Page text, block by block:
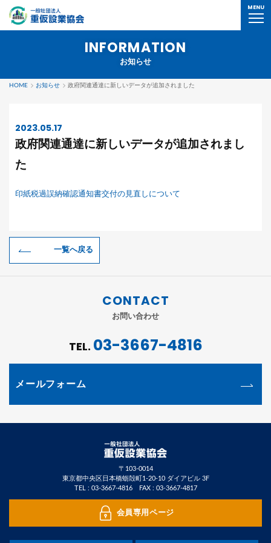
MENU
INFORMATION
お知らせ
HOME お知らせ 政府関連通達に新しいデータが追加されました
2023.05.17
政府関連通達に新しいデータが追加されまし
た
印紙税過誤納確認通知書交付の見直しについて
一覧へ戻る
CONTACT
お問い合わせ
TEL. 03-3667-4816
メールフォーム
〒103-0014
東京都中央区日本橋蛎殻町1-20-10 ダイアビル 3F
TEL : 03-3667-4816FAX : 03-3667-4817
会員専用ページ